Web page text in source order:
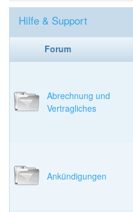
Hilfe & Support
Forum
Abrechnung und
Vertragliches
Ankündigungen